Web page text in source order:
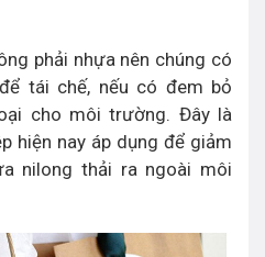
phải nhựa nên chúng có
tái chế, nếu có đem bỏ
cho môi trường. Đây là
hiện nay áp dụng để giảm
nilong thải ra ngoài môi